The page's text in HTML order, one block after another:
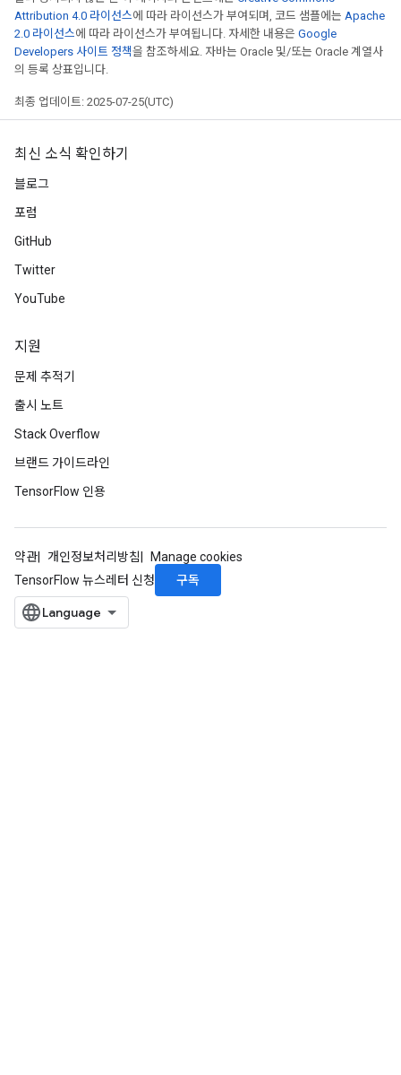
Attribution 4.0 라이선스에 따라 라이선스가 부여되며, 코드 샘플에는 Apache
2.0 라이선스에 따라 라이선스가 부여됩니다. 자세한 내용은 Google
Developers 사이트 정책을 참조하세요. 자바는 Oracle 및/또는 Oracle 계열사
의 등록 상표입니다.
최종 업데이트: 2025-07-25(UTC)
최신 소식 확인하기
블로그
포럼
GitHub
Twitter
YouTube
지원
문제 추적기
출시 노트
Stack Overflow
브랜드 가이드라인
TensorFlow 인용
약관 개인정보처리방침
Manage cookies
TensorFlow 뉴스레터 신청
구독